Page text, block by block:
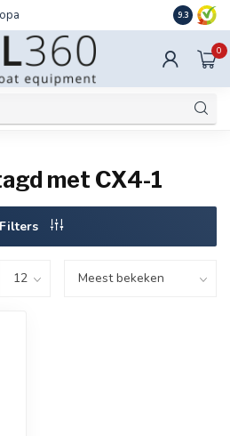
Ook
9.3
0
met CX4-1
Filters